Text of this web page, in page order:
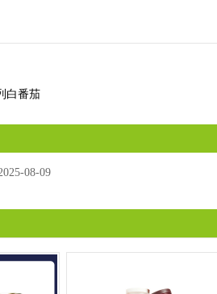
白番茄
08-09